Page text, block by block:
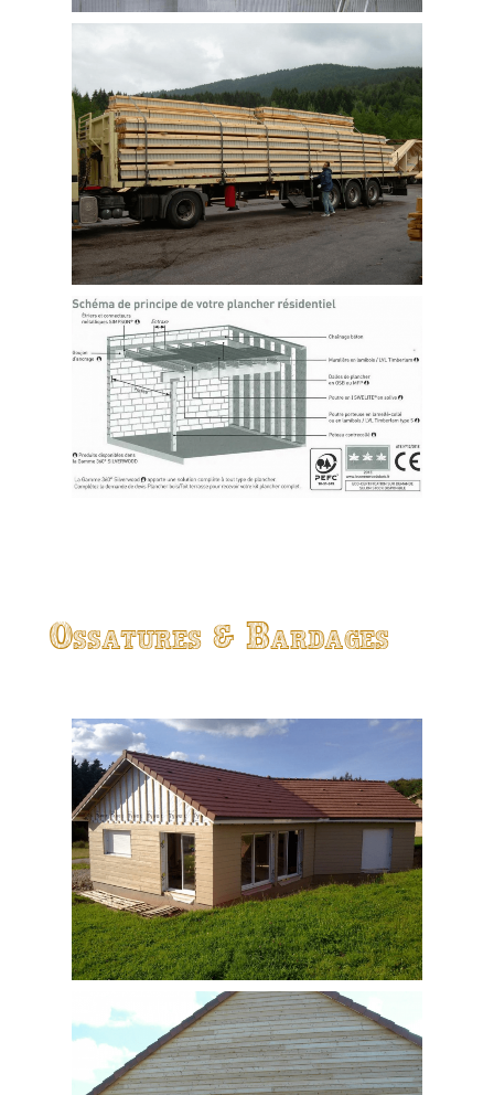
Ossatures & Bardages